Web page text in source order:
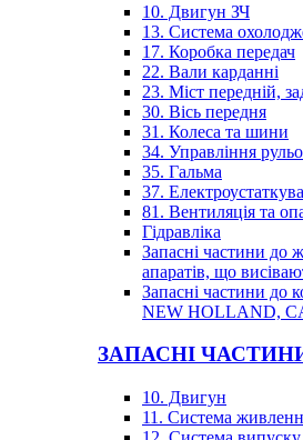
10. Двигун ЗЧ
13. Система
17. Коробка передач
22. Вали карданні
23. Міст передній,
30. Вісь передня
31. Колеса та шини
34. Управління
35. Гальма
37.
81. Вентиляція та
Гідравліка
Запасні частини до
апаратів, що
Запасні частини до
NEW HOLLAND,
ЗАПАСНІ ЧАСТИНИ
10. Двигун
11. Система